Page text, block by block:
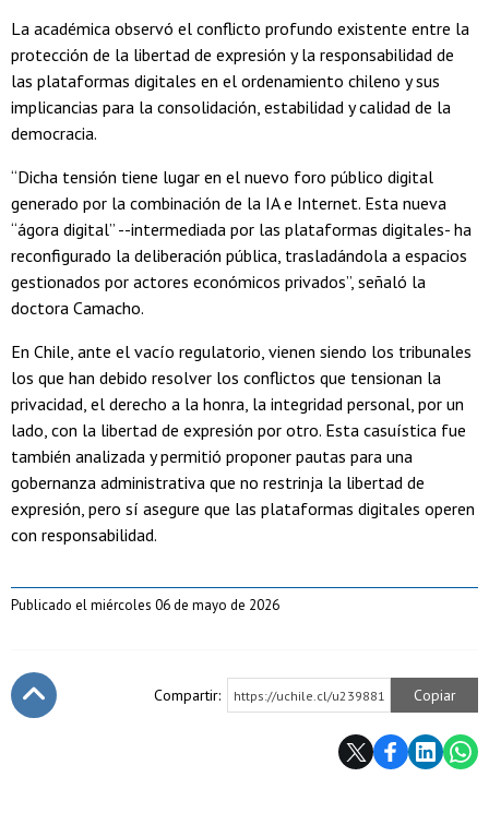
La académica observó el conflicto profundo existente entre la
protección de la libertad de expresión y la responsabilidad de
las plataformas digitales en el ordenamiento chileno y sus
implicancias para la consolidación, estabilidad y calidad de la
democracia.
“Dicha tensión tiene lugar en el nuevo foro público digital
generado por la combinación de la IA e Internet. Esta nueva
“ágora digital” --­intermediada por las plataformas digitales- ha
reconfigurado la deliberación pública, trasladándola a espacios
gestionados por actores económicos privados”, señaló la
doctora Camacho.
En Chile, ante el vacío regulatorio, vienen siendo los tribunales
los que han debido resolver los conflictos que tensionan la
privacidad, el derecho a la honra, la integridad personal, por un
lado, con la libertad de expresión por otro. Esta casuística fue
también analizada y permitió proponer pautas para una
gobernanza administrativa que no restrinja la libertad de
expresión, pero sí asegure que las plataformas digitales operen
con responsabilidad.
Publicado el miércoles 06 de mayo de 2026
Compartir: https://uchile.cl/u239881 Copiar